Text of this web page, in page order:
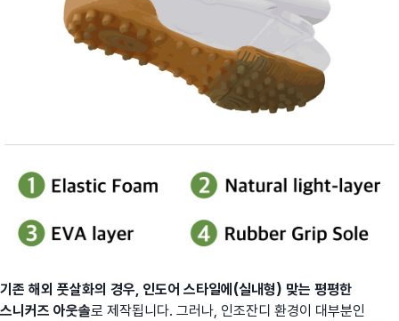
기존 해외 풋살화의 경우, 인도어 스타일에(실내형) 맞는 평평한
스니커즈 아웃솔로 제작됩니다. 그러나, 인조잔디 환경이 대부분인